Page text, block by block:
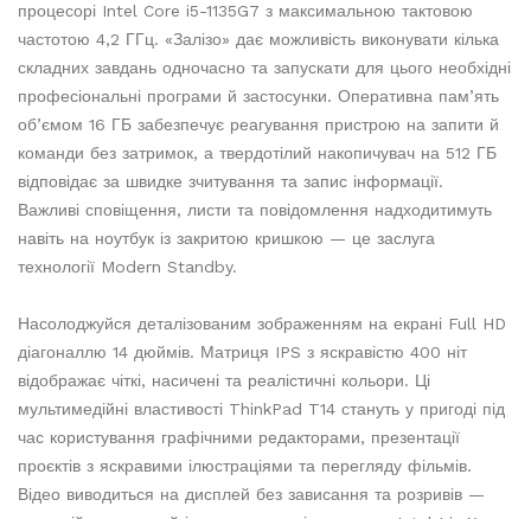
процесорі Intel Core i5-1135G7 з максимальною тактовою
частотою 4,2 ГГц. «Залізо» дає можливість виконувати кілька
складних завдань одночасно та запускати для цього необхідні
професіональні програми й застосунки. Оперативна пам’ять
об’ємом 16 ГБ забезпечує реагування пристрою на запити й
команди без затримок, а твердотілий накопичувач на 512 ГБ
відповідає за швидке зчитування та запис інформації.
Важливі сповіщення, листи та повідомлення надходитимуть
навіть на ноутбук із закритою кришкою — це заслуга
технології Modern Standby.
Насолоджуйся деталізованим зображенням на екрані Full HD
діагоналлю 14 дюймів. Матриця IPS з яскравістю 400 ніт
відображає чіткі, насичені та реалістичні кольори. Ці
мультимедійні властивості ThinkPad T14 стануть у пригоді під
час користування графічними редакторами, презентації
проєктів з яскравими ілюстраціями та перегляду фільмів.
Відео виводиться на дисплей без зависання та розривів —